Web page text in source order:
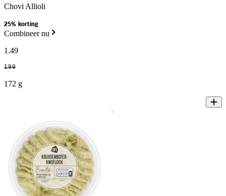
Chovi Allioli
25% korting
Combineer nu
1 .49
1.99
172 g